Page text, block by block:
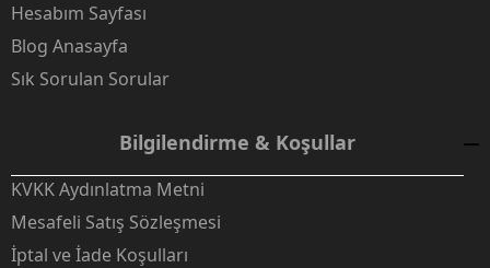
Hesabım Sayfası
Blog Anasayfa
Sık Sorulan Sorular
Bilgilendirme & Koşullar
KVKK Aydınlatma Metni
Mesafeli Satış Sözleşmesi
İptal ve İade Koşulları